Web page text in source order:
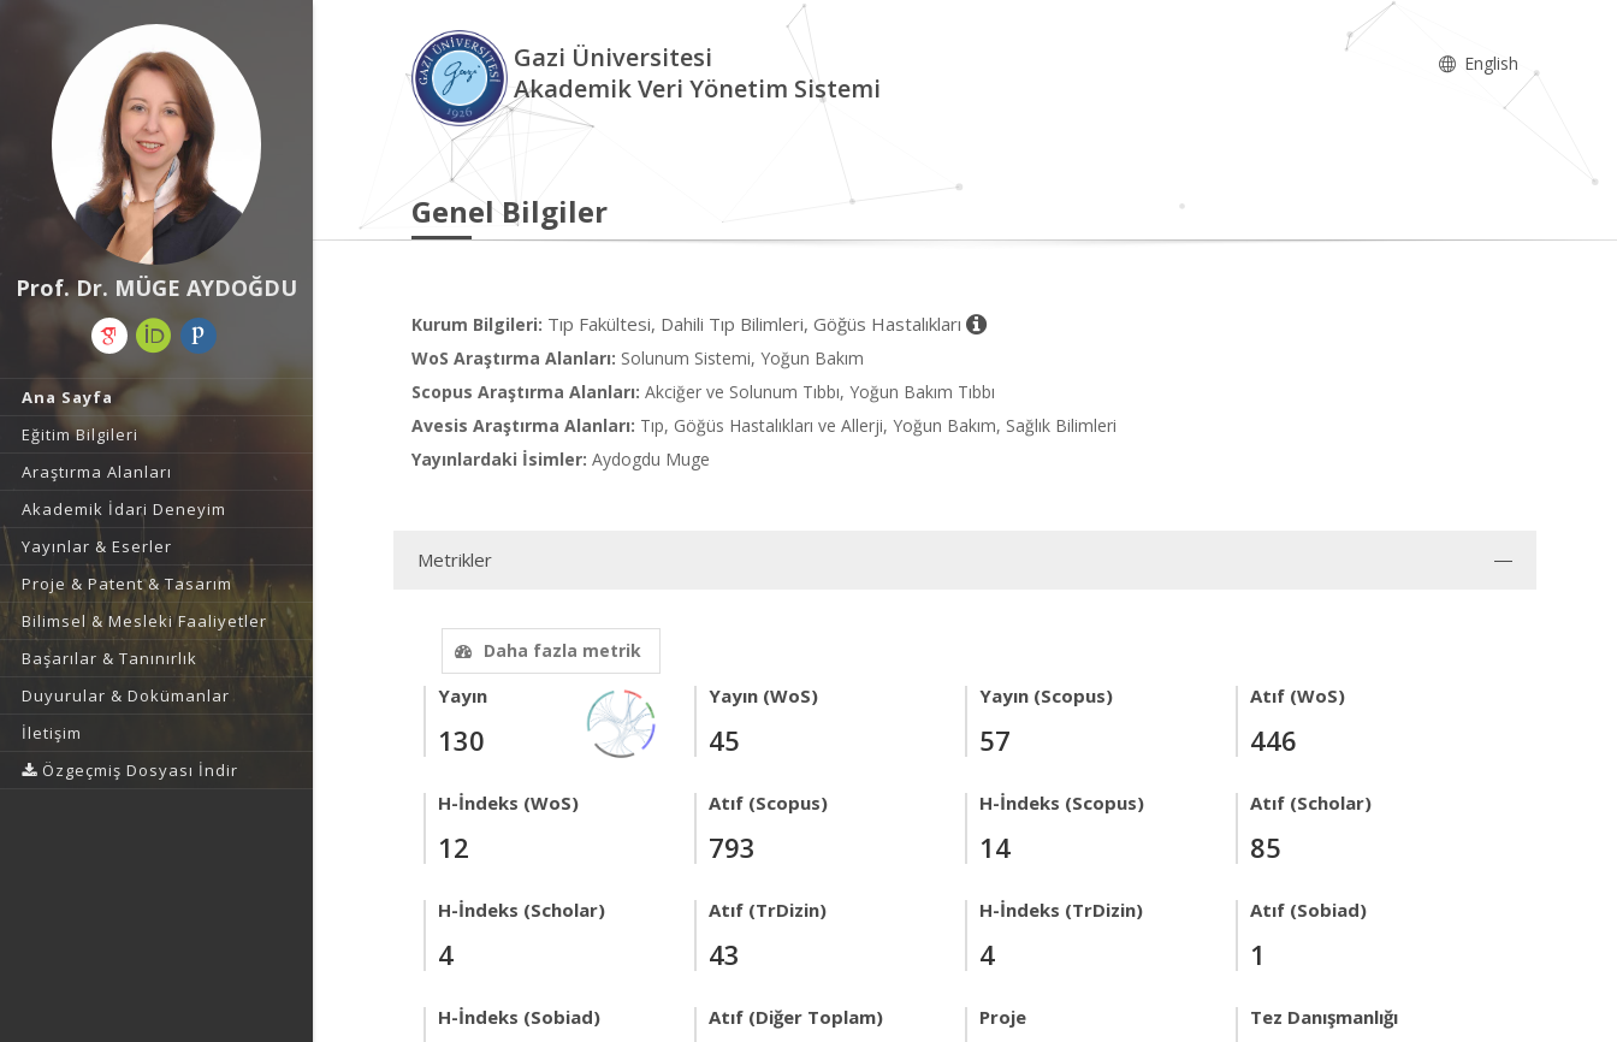
Prof. Dr. MÜGE AYDOĞDU
Ana Sayfa
Eğitim Bilgileri
Araştırma Alanları
Akademik İdari Deneyim
Yayınlar & Eserler
Proje & Patent & Tasarım
Bilimsel & Mesleki Faaliyetler
Başarılar & Tanınırlık
Duyurular & Dokümanlar
İletişim
Özgeçmiş Dosyası İndir
Gazi Üniversitesi
Akademik Veri Yönetim Sistemi
English
Genel Bilgiler
Kurum Bilgileri: Tıp Fakültesi, Dahili Tıp Bilimleri, Göğüs Hastalıkları
WoS Araştırma Alanları: Solunum Sistemi, Yoğun Bakım
Scopus Araştırma Alanları: Akciğer ve Solunum Tıbbı, Yoğun Bakım Tıbbı
Avesis Araştırma Alanları: Tıp, Göğüs Hastalıkları ve Allerji, Yoğun Bakım, Sağlık Bilimleri
Yayınlardaki İsimler: Aydogdu Muge
Metrikler
Daha fazla metrik
Yayın
130
Yayın (WoS)
45
Yayın (Scopus)
57
Atıf (WoS)
446
H-İndeks (WoS)
12
Atıf (Scopus)
793
H-İndeks (Scopus)
14
Atıf (Scholar)
85
H-İndeks (Scholar)
4
Atıf (TrDizin)
43
H-İndeks (TrDizin)
4
Atıf (Sobiad)
1
H-İndeks (Sobiad) Atıf (Diğer Toplam) Proje Tez Danışmanlığı